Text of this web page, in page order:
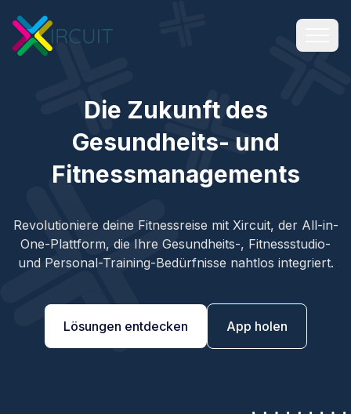
Die Zukunft des
Gesundheits- und
Fitnessmanagements
Revolutioniere deine Fitnessreise mit Xircuit, der All-in-
One-Plattform, die Ihre Gesundheits-, Fitnessstudio-
und Personal-Training-Bedürfnisse nahtlos integriert.
Lösungen entdecken App holen